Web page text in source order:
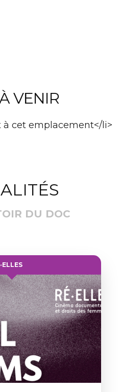
VENIR
cet emplacement</li>
DU DOC